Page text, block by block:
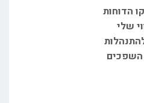
הדוחות
שלי
השפכים